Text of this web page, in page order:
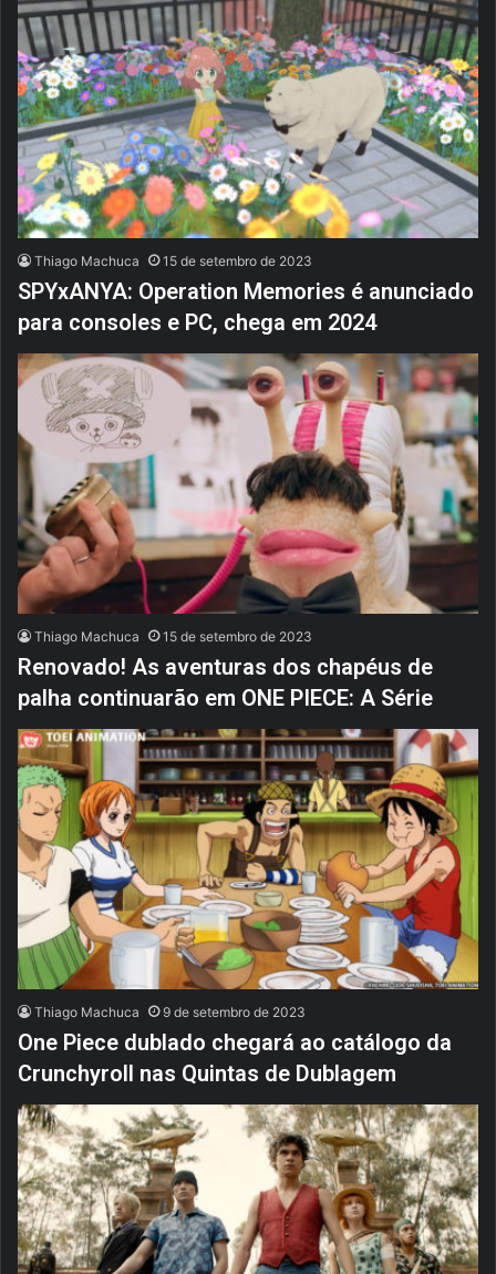
Thiago Machuca 15 de setembro de 2023
SPYxANYA: Operation Memories é anunciado
para consoles e PC, chega em 2024
Thiago Machuca 15 de setembro de 2023
Renovado! As aventuras dos chapéus de
palha continuarão em ONE PIECE: A Série
Thiago Machuca 9 de setembro de 2023
One Piece dublado chegará ao catálogo da
Crunchyroll nas Quintas de Dublagem